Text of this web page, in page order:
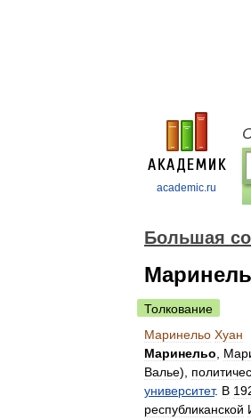
academic.ru
Большая
Толкование
Маринельо Хуан
Маринельо
Валье),
университет. В
республиканской